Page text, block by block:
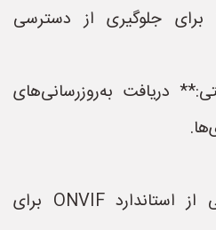
برای جلوگیری از دسترسی
دریافت به‌روزرسانی‌های
* **ONVIF:** پشتیبانی از استاندارد ONVIF برای